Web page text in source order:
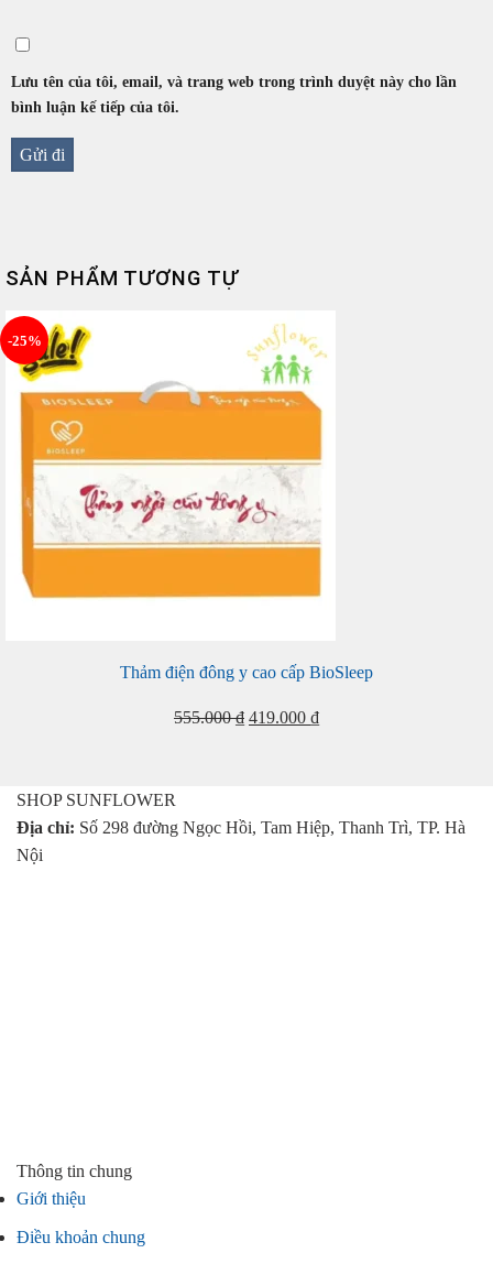
Lưu tên của tôi, email, và trang web trong trình duyệt này cho lần
bình luận kế tiếp của tôi.
SẢN PHẨM TƯƠNG TỰ
-25%
Thảm điện đông y cao cấp BioSleep
555.000₫ Giá
419.000 ₫Giá
419.000 ₫.
SHOP SUNFLOWER
Địa chỉ: Số 298 đường Ngọc Hồi, Tam Hiệp, Thanh Trì, TP. Hà
Nội
Thông tin chung
Giới thiệu
Điều khoản chung